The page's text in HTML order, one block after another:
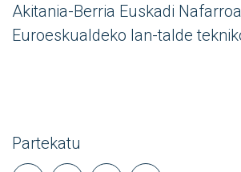
Akitania-Berria Euskadi Nafarroa
Euroeskualdeko lan-talde
Partekatu